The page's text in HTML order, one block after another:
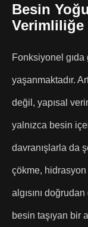
Besin
Verimliliğe
Fonksiyonel
yaşanmaktadır.
değil, yapısal
yalnızca besin
davranışlarla da
çökme,
algısını
besin taşıyan bir